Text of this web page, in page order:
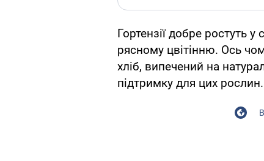
Гортензії добре ростуть
рясному цвітінню. Ось
хліб, випечений на
підтримку для цих рослин.